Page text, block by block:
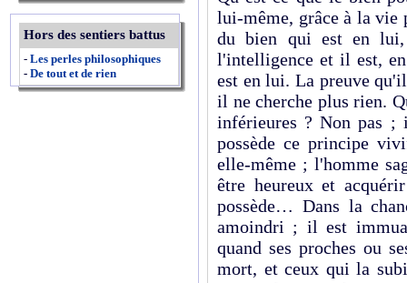
Hors des sentiers battus
- Les perles philosophiques
- De tout et de rien
lui-même, grâce à la vie
du bien qui est en
l'intelligence et il est,
est en lui. La preuve
il ne cherche plus rien.
inférieures ? Non pas
possède ce principe
elle-même ; l'homme
être heureux et
possède… Dans la
amoindri ; il est
quand ses proches ou
mort, et ceux qui la